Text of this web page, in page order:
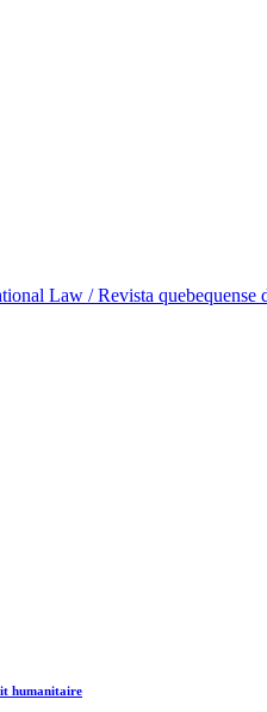
Law / Revista quebequense
humanitaire